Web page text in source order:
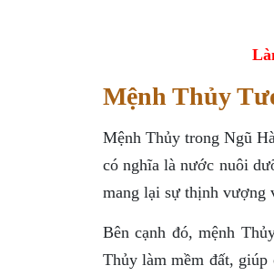
Mệnh Thủy
Mệnh Thủy trong Ngũ
có nghĩa là nước nuôi
mang lại sự thịnh vượng
Bên cạnh đó, mệnh
Thủy làm mềm đất,